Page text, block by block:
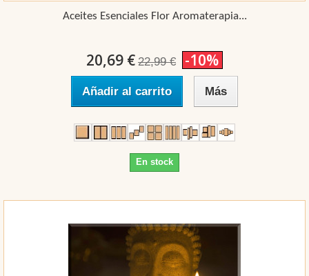
Aceites Esenciales Flor Aromaterapia...
20,69 € 22,99 € -10%
Añadir al carrito Más
En stock